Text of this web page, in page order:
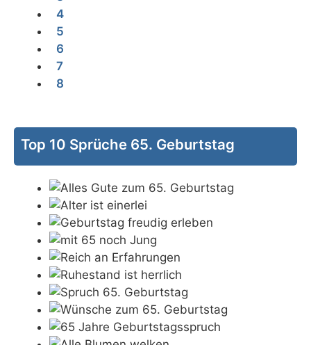
4
5
6
7
8
Top 10 Sprüche 65. Geburtstag